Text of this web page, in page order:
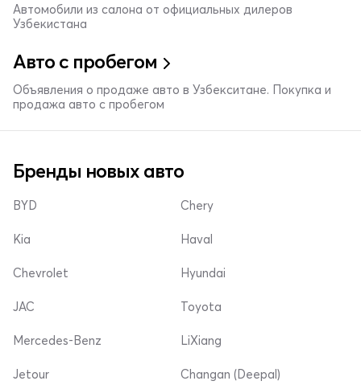
Автомобили из салона от официальных дилеров
Узбекистана
Авто с пробегом
Объявления о продаже авто в Узбекситане. Покупка и
продажа авто с пробегом
Бренды новых авто
BYD
Kia
Chevrolet
Chery
Haval
Hyundai
JAC
Mercedes-Benz
Jetour
Toyota
LiXiang
Changan (Deepal)